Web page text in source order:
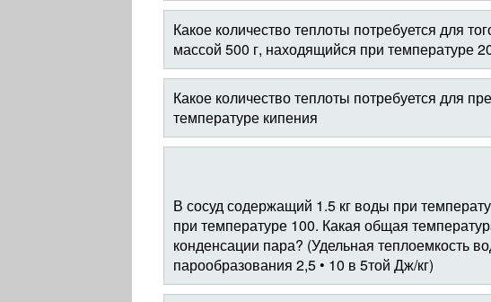
Какое количество теплоты потребуется для
массой 500 г, находящийся при температуре
Какое количество теплоты потребуется для
температуре кипения
В сосуд содержащий 1.5 кг воды при
при температуре 100. Какая общая
конденсации пара? (Удельная теплоемкость
парообразования 2,5 • 10 в 5той Дж/кг)